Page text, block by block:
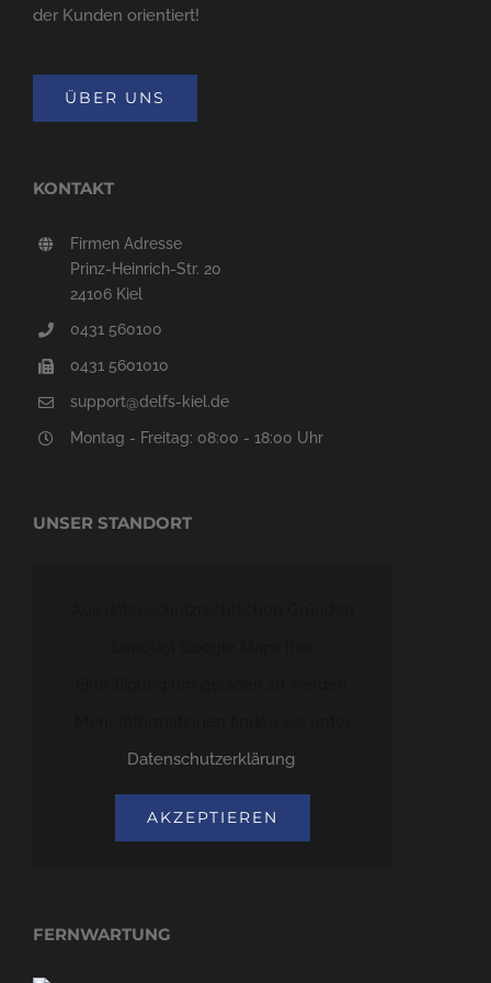
der Kunden orientiert!
ÜBER UNS
KONTAKT
Firmen Adresse
Prinz-Heinrich-Str. 20
24106 Kiel
0431 560100
0431 5601010
support@delfs-kiel.de
Montag - Freitag: 08:00 - 18:00 Uhr
UNSER STANDORT
Datenschutzerklärung
AKZEPTIEREN
FERNWARTUNG